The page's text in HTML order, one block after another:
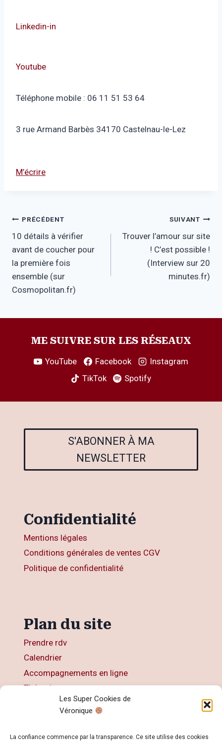
Les Super Cookies de
Véronique
La confiance commence par la transparence. Ce site utilise des cookies
Linkedin-in
Youtube
Téléphone mobile : 06 11 51 53 64
3 rue Armand Barbès 34170 Castelnau-le-Lez
M’écrire
Navigation
de
l’article
PRÉCÉDENT
10 détails à vérifier
avant de coucher pour
la première fois
ensemble (sur
Cosmopolitan.fr)
SUIVANT
Trouver l’amour sur site
! C’est possible !
(Interview sur 20
minutes.fr)
ME SUIVRE SUR LES RÉSEAUX
YouTube Facebook
Instagram
TikTok
Spotify
S'ABONNER À MA
NEWSLETTER
Confidentialité
Mentions légales
Conditions générales de ventes CGV
Politique de confidentialité
Plan du site
Prendre rdv
Calendrier
Accompagnements en ligne
Thérapies
Contact